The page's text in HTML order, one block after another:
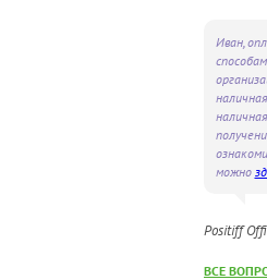
Иван,
можно
Positiff
ВСЕ